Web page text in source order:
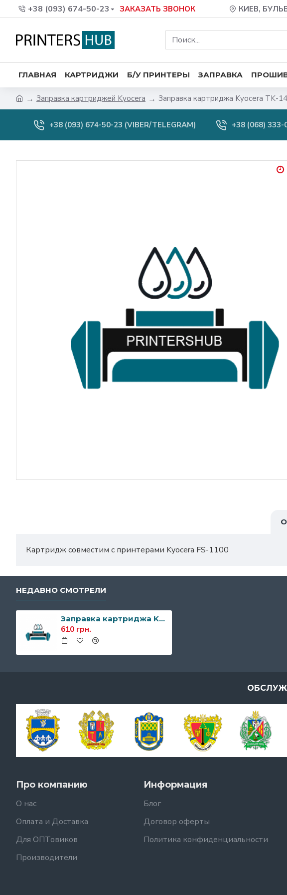
+38 (093) 674-50-23 ЗАКАЗАТЬ ЗВОНОК КИЕВ,
ГЛАВНАЯ КАРТРИДЖИ Б/У ПРИНТЕРЫ ЗАПРАВКА
Заправка картриджей Kyocera Заправка картриджа Kyocera TK-
+38 (093) 674-50-23 (VIBER/TELEGRAM) +38 (068) 333-
Картридж совместим с принтерами Kyocera FS-1100
НЕДАВНО СМОТРЕЛИ
Заправка картриджа Kyocera TK-140
610 грн.
Про компанию
О нас
Оплата и Доставка
Для ОПТовиков
Производители
Информация
Блог
Договор оферты
Политика конфиденциальности